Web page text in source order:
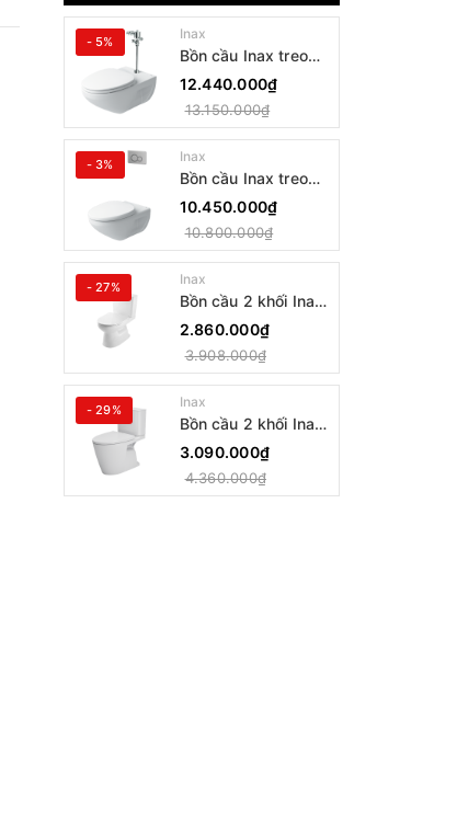
- 5% Inax
Bồn cầu Inax treo
tường AC-22PVN
12.440.000₫
13.150.000₫
- 3% Inax
Bồn cầu Inax treo
tường AC-23PVN
10.450.000₫
10.800.000₫
- 27% Inax
Bồn cầu 2 khối Inax
AC-514VAN
2.860.000₫
3.908.000₫
- 29% Inax
Bồn cầu 2 khối Inax
AC-602VAN
3.090.000₫
4.360.000₫